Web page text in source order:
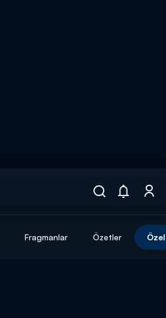
Fragmanlar Özetler